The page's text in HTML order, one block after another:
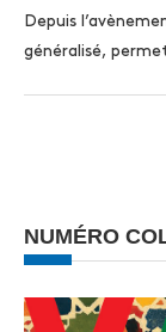
Depuis
généralisé,
NUMÉRO